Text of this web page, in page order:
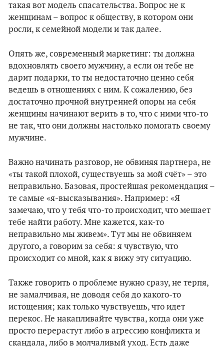
такая вот модель спасательства. Вопрос не к
женщинам – вопрос к обществу, в котором они
росли, к семейной модели и так далее.
Опять же, современный маркетинг: ты должна
вдохновлять своего мужчину, а если он тебе не
дарит подарки, то ты недостаточно ценно себя
ведешь в отношениях с ним. К сожалению, без
достаточно прочной внутренней опоры на себя
женщины начинают верить в то, что с ними что-то
не так, что они должны настолько помогать своему
мужчине.
Важно начинать разговор, не обвиняя партнера, не
«ты такой плохой, существуешь за мой счёт» – это
неправильно. Базовая, простейшая рекомендация –
те самые «я-высказывания». Например: «Я
замечаю, что у тебя что-то происходит, что мешает
тебе найти работу. Мне кажется, как-то
неправильно мы живем». Тут мы не обвиняем
другого, а говорим за себя: я чувствую, что
происходит со мной, как я вижу эту ситуацию.
Также говорить о проблеме нужно сразу, не терпя,
не замалчивая, не доводя себя до какого-то
истощения; как только чувствуешь, что идет
перекос. Не накапливайте чувства, когда они уже
просто перерастут либо в агрессию конфликта и
скандала, либо в молчаливый уход. Есть даже